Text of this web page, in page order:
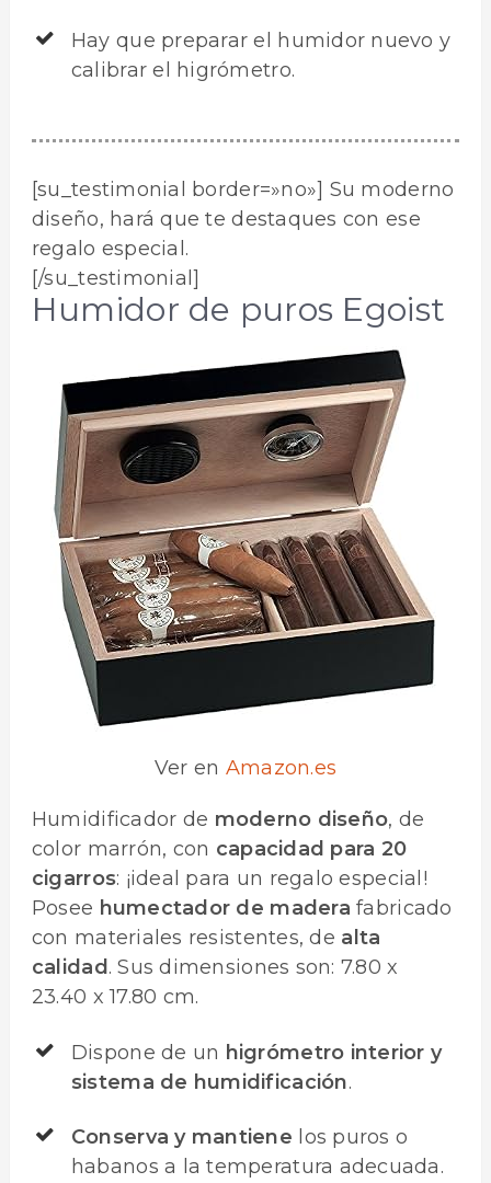
Hay que preparar el humidor nuevo y
calibrar el higrómetro.
[su_testimonial border=»no»] Su moderno
diseño, hará que te destaques con ese
regalo especial.
[/su_testimonial]
Humidor de puros Egoist
Ver en Amazon.es
Humidificador de moderno diseño, de
color marrón, con capacidad para 20
cigarros: ¡ideal para un regalo especial!
Posee humectador de madera fabricado
con materiales resistentes, de alta
calidad. Sus dimensiones son: 7.80 x
23.40 x 17.80 cm.
Dispone de un higrómetro interior y
sistema de humidificación.
Conserva y mantiene los puros o
habanos a la temperatura adecuada.